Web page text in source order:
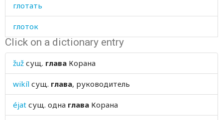
глотать
глоток
глубокий
глубоко
глупость
глухая
Click on a dictionary entry
žuž сущ. глава Корана
wikíl сущ. глава, руководитель
éjat сущ. одна глава Корана